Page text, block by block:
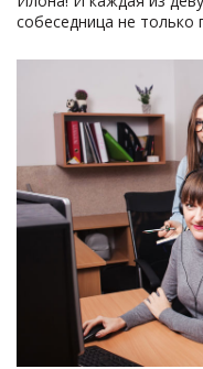
собеседница не